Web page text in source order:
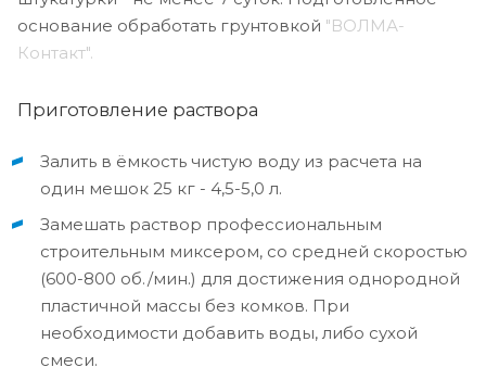
основание обработать грунтовкой "ВОЛМА-
Контакт".
Приготовление раствора
Залить в ёмкость чистую воду из расчета на
один мешок 25 кг - 4,5-5,0 л.
Замешать раствор профессиональным
строительным миксером, со средней скоростью
(600-800 об./мин.) для достижения однородной
пластичной массы без комков. При
необходимости добавить воды, либо сухой
смеси.